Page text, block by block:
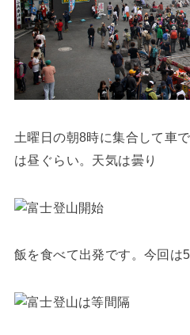
土曜日の朝8時に集合して車
は昼ぐらい。天気は曇り
飯を食べて出発です。今回は5